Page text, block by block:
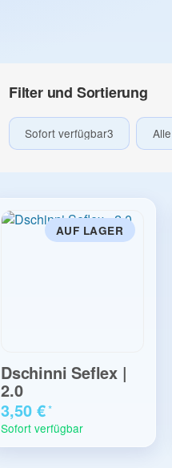
Filter und Sortierung
Sofort verfügbar3 Artikel
AUF LAGER
Dschinni Seflex |
2.0
3,50 €*
Sofort verfügbar